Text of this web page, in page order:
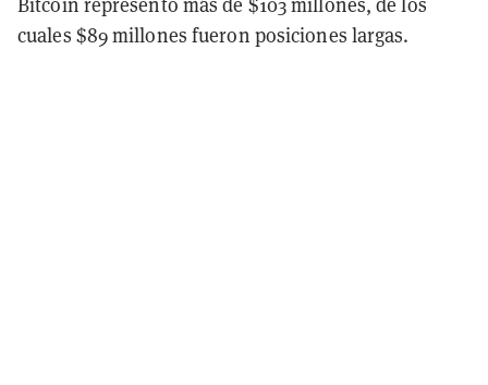
cuales $89 millones fueron posiciones largas.